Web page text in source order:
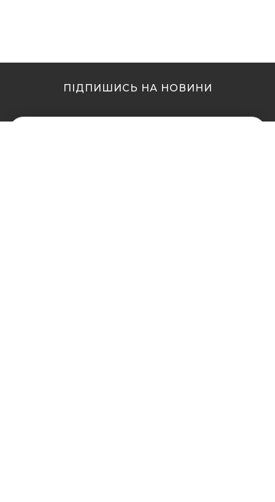
ПІДПИШИСЬ НА НОВИНИ